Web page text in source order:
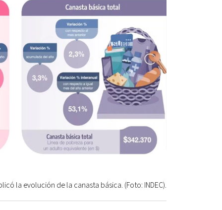
la evolución de la canasta básica. (Foto: INDEC).